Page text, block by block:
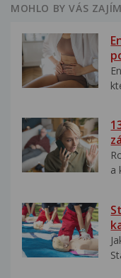
MOHLO BY VÁS
a